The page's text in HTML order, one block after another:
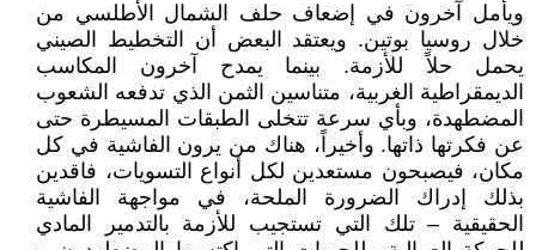
ويأمل آخرون في إضعاف حلف الشمال الأطلسي من
خلال روسيا بوتين. ويعتقد البعض أن التخطيط الصيني
يحمل حلاً للأزمة. بينما يمدح آخرون المكاسب
الديمقراطية الغربية، متناسين الثمن الذي تدفعه الشعوب
المضطهدة، وبأي سرعة تتخلى الطبقات المسيطرة حتى
عن فكرتها ذاتها. وأخيراً، هناك من يرون الفاشية في كل
مكان، فيصبحون مستعدين لكل أنواع التسويات، فاقدين
بذلك إدراك الضرورة الملحة، في مواجهة الفاشية
الحقيقية – تلك التي تستجيب للأزمة بالتدمير المادي